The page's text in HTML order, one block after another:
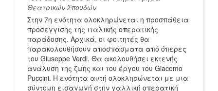
Θεατρικών Σπουδών
Στην 7η ενότητα ολοκληρώνεται η προσπάθεια
προσέγγισης της ιταλικής οπερατικής
παράδοσης. Αρχικά, οι φοιτητές θα
παρακολουθήσουν αποσπάσματα από όπερες
του Giuseppe Verdi. Θα ακολουθήσει εκτενής
ανάλυση της ζωής και του έργου του Giacomo
Puccini. Η ενότητα αυτή ολοκληρώνεται με μια
σύντομη εισαγωγή στην γαλλική οπερατική